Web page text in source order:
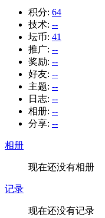
积分: 64
技术: --
坛币: 41
推广: --
奖励: --
好友: --
主题: --
日志: --
相册: --
分享: --
相册
现在还没有相册
记录
现在还没有记录